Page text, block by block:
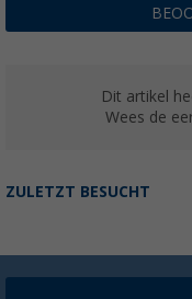
Dit artikel
Wees de
ZULETZT BESUCHT